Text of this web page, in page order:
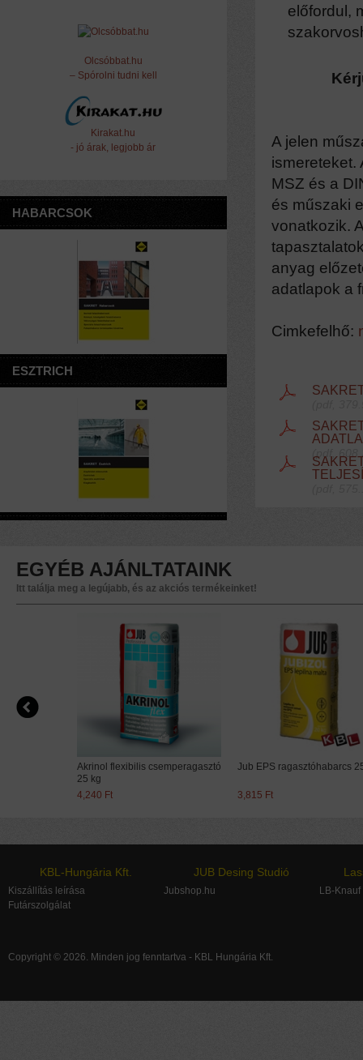
Olcsóbbat.hu
– Spórolni tudni kell
Kirakat.hu
- jó árak, legjobb ár
HABARCSOK
ESZTRICH
ÉPÍTÉSI FESTÉKEK
FELÚJÍTÓRENDSZEREK
előfordul,
A jelen
ismereteket.
MSZ és a
és műszaki
vonatkozik.
anyag
adatlapok a
Cimkefelhő:
EGYÉB AJÁNLTATAINK
Itt találja meg a legújabb, és az akciós termékeinket!
Akrinol flexibilis csemperagasztó
25 kg
4,240 Ft
Jub EPS ragasztóhabarcs
3,815 Ft
KBL-Hungária Kft.
Kiszállítás leírása
Futárszolgálat
JUB Desing Studió
Jubshop.hu LB-
Copyright © 2026. Minden jog fenntartva - KBL Hungária Kft.